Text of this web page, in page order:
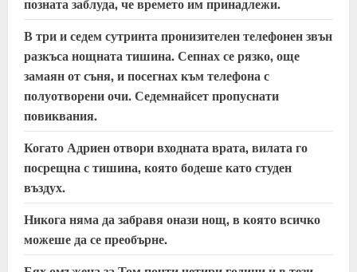
В три и седем сутринта пронизителен телефонен звън
разкъса нощната тишина. Сепнах се рязко, още
замаян от съня, и посегнах към телефона с
полуотворени очи. Седемнайсет пропуснати
повиквания.
Когато Адриен отвори входната врата, вилата го
посрещна с тишина, която бодеше като студен
въздух.
Никога няма да забравя онази нощ, в която всичко
можеше да се преобърне.